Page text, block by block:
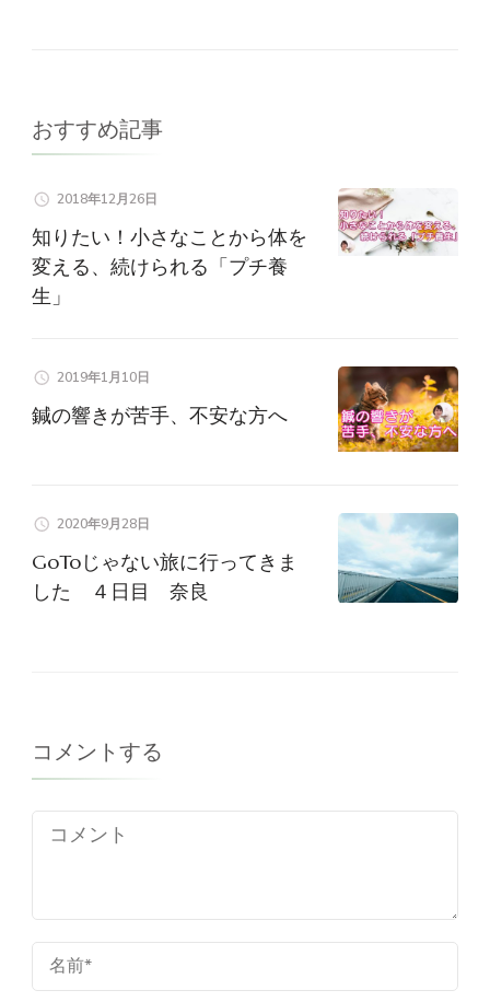
おすすめ記事
2018年12月26日
知りたい！小さなことから体を
変える、続けられる「プチ養
生」
2019年1月10日
鍼の響きが苦手、不安な方へ
2020年9月28日
GoToじゃない旅に行ってきま
した ４日目 奈良
コメントする